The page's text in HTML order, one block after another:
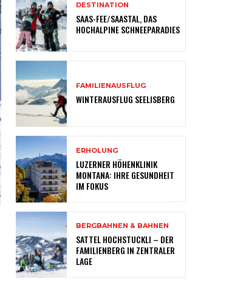
DESTINATION
SAAS-FEE/SAASTAL, DAS
HOCHALPINE SCHNEEPARADIES
FAMILIENAUSFLUG
WINTERAUSFLUG SEELISBERG
ERHOLUNG
LUZERNER HÖHENKLINIK
MONTANA: IHRE GESUNDHEIT
IM FOKUS
BERGBAHNEN & BAHNEN
SATTEL HOCHSTUCKLI – DER
FAMILIENBERG IN ZENTRALER
LAGE